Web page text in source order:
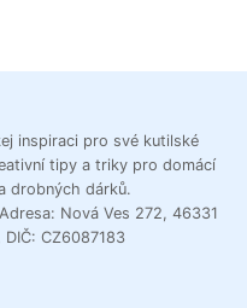
inspiraci pro své kutilské
tipy a triky pro domácí
drobných dárků.
Nová Ves 272, 46331
CZ6087183